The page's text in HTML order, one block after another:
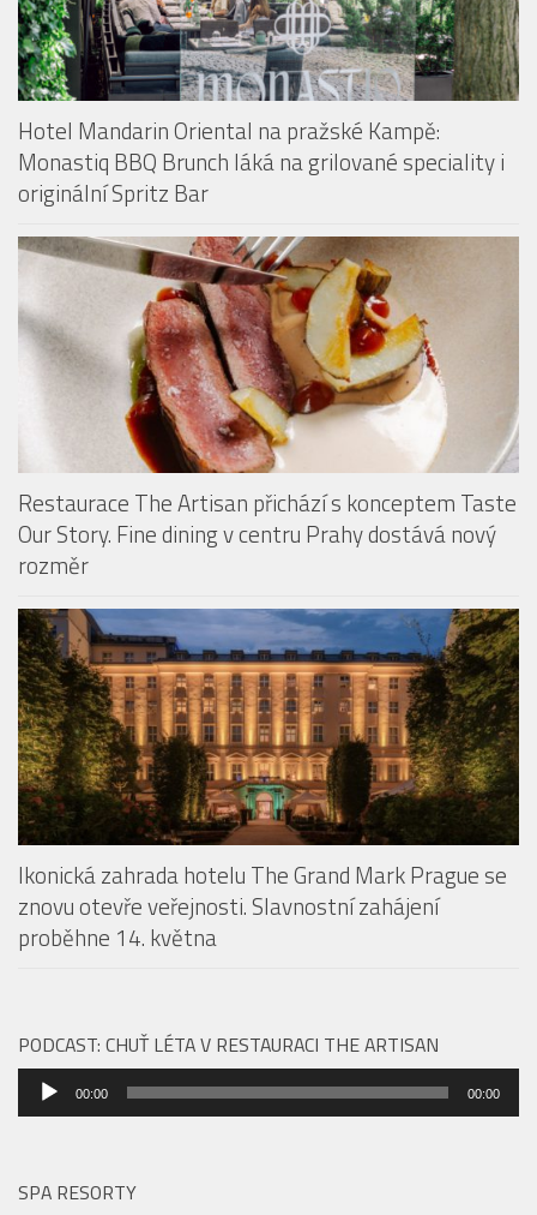
Hotel Mandarin Oriental na pražské Kampě:
Monastiq BBQ Brunch láká na grilované speciality i
originální Spritz Bar
Restaurace The Artisan přichází s konceptem Taste
Our Story. Fine dining v centru Prahy dostává nový
rozměr
Ikonická zahrada hotelu The Grand Mark Prague se
znovu otevře veřejnosti. Slavnostní zahájení
proběhne 14. května
Audio
přehrávač
00:00
Storytelling, který se nevypráví jen slovy.